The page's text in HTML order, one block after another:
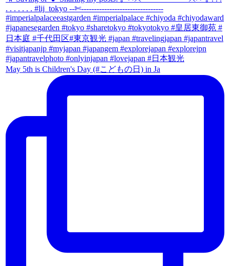
May 5th is Children's Day (#こどもの日) in Ja